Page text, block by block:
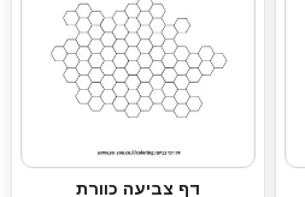
דף צביעה כוורת